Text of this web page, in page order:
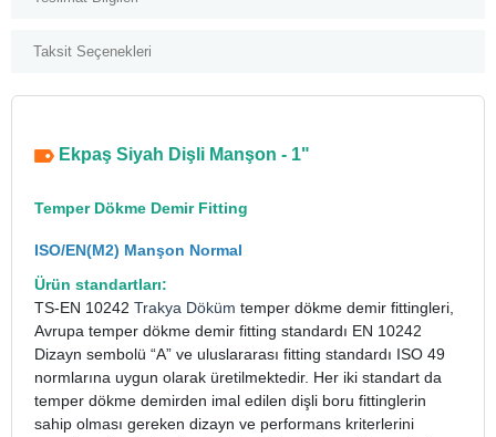
Taksit Seçenekleri
Ekpaş Siyah Dişli Manşon - 1"
Temper Dökme Demir Fitting
ISO/EN(M2) Manşon Normal
Ürün standartları:
TS-EN 10242 Trakya Döküm temper dökme demir fittingleri,
Avrupa temper dökme demir fitting standardı EN 10242
Dizayn sembolü “A” ve uluslararası fitting standardı ISO 49
normlarına uygun olarak üretilmektedir. Her iki standart da
temper dökme demirden imal edilen dişli boru fittinglerin
sahip olması gereken dizayn ve performans kriterlerini